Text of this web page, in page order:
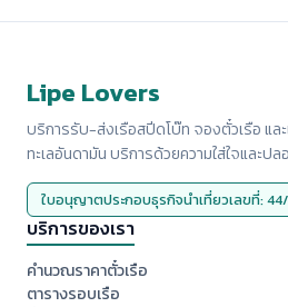
Lipe Lovers
บริการรับ-ส่งเรือสปีดโบ๊ท จองตั๋วเรือ และ
ทะเลอันดามัน บริการด้วยความใส่ใจและป
ใบอนุญาตประกอบธุรกิจนำเที่ยวเลขที่:
บริการของเรา
คำนวณราคาตั๋วเรือ
ตารางรอบเรือ